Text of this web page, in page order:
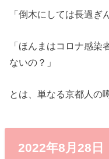
「倒木にしては長過ぎ
「ほんまはコロナ感
ないの？」
とは、単なる京都人の
2022年8月28日